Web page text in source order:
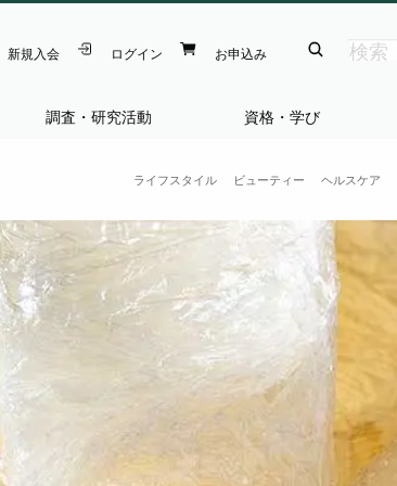
新規入会 ログイン お申込み
調査・研究活動 資格・学び
ライフスタイル ビューティー ヘルスケア